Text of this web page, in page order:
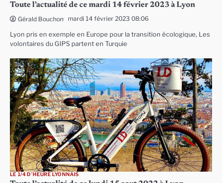
Toute l’actualité de ce mardi 14 février 2023 à Lyon
Gérald Bouchon mardi 14 février 2023 08:06
Lyon pris en exemple en Europe pour la transition écologique, Les
volontaires du GIPS partent en Turquie
LE 1/4 D'HEURE LYONNAIS